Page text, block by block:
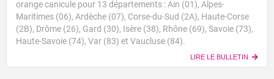
orange canicule pour 13 départements : Ain (01), Alpes-
Maritimes (06), Ardèche (07), Corse-du-Sud (2A), Haute-Corse
(2B), Drôme (26), Gard (30), Isère (38), Rhône (69), Savoie (73),
Haute-Savoie (74), Var (83) et Vaucluse (84).
LIRE LE BULLETIN